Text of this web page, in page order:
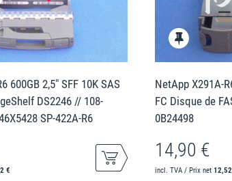
600GB 2,5" SFF 10K SAS
DS2246 // 108-
SP-422A-R6
€
NetApp X291A-
FC Disque de
0B24498
14,90 €
incl. TVA / Prix net